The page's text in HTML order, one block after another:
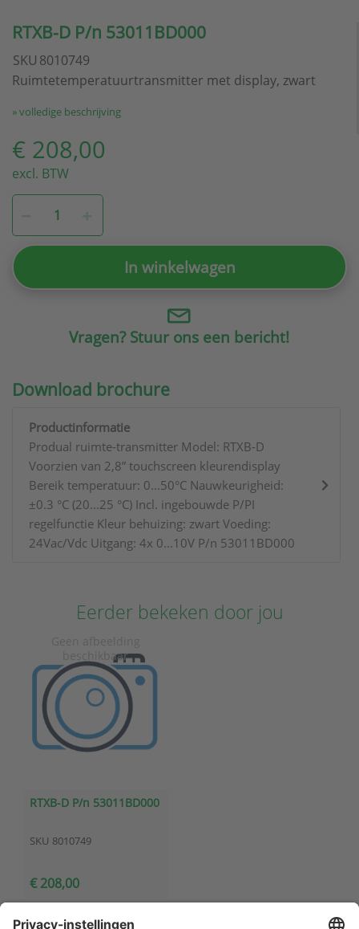
RTXB-D P/n 53011BD000
SKU 8010749
Ruimtetemperatuurtransmitter met display, zwart
» volledige beschrijving
€ 208,00
excl. BTW
In winkelwagen
Vragen? Stuur ons een bericht!
Download brochure
Productinformatie
Produal ruimte-transmitter Model: RTXB-D
Voorzien van 2,8” touchscreen kleurendisplay
Bereik temperatuur: 0...50°C Nauwkeurigheid:
±0.3 °C (20...25 °C) Incl. ingebouwde P/PI
regelfunctie Kleur behuizing: zwart Voeding:
24Vac/Vdc Uitgang: 4x 0...10V P/n 53011BD000
Eerder bekeken door jou
RTXB-D P/n 53011BD000
SKU 8010749
€ 208,00